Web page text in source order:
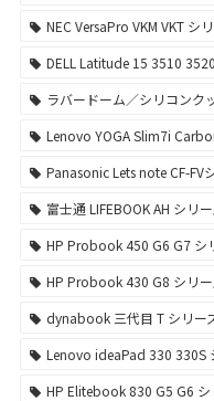
NEC VersaPro VKM VKT シ
DELL Latitude 15 3510
ラバードーム／シリコンク
Lenovo YOGA Slim7i
Panasonic Lets note CF-FV
富士通 LIFEBOOK AH シリ
HP Probook 450 G6 G7 シ
HP Probook 430 G8 シリ
dynabook 三代目 T シリー
Lenovo ideaPad 330 330S
HP Elitebook 830 G5 G6 シ